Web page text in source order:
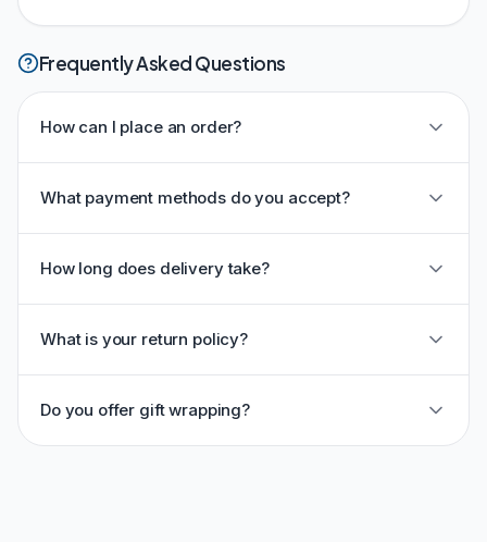
Frequently Asked Questions
How can I place an order?
What payment methods do you accept?
How long does delivery take?
What is your return policy?
Do you offer gift wrapping?